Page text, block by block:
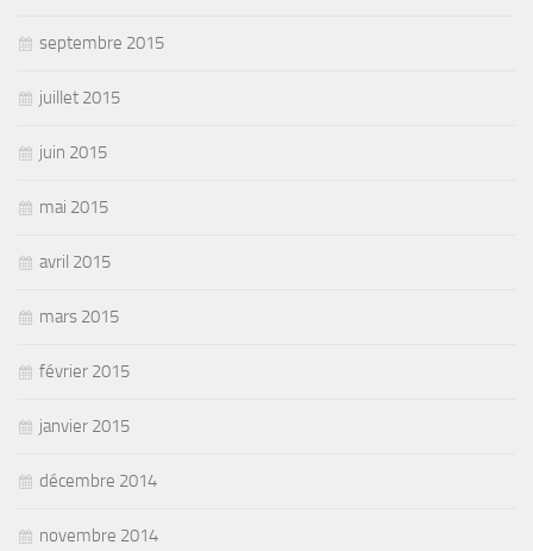
septembre 2015
juillet 2015
juin 2015
mai 2015
avril 2015
mars 2015
février 2015
janvier 2015
décembre 2014
novembre 2014